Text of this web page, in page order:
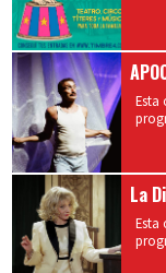
Esta
La
Esta